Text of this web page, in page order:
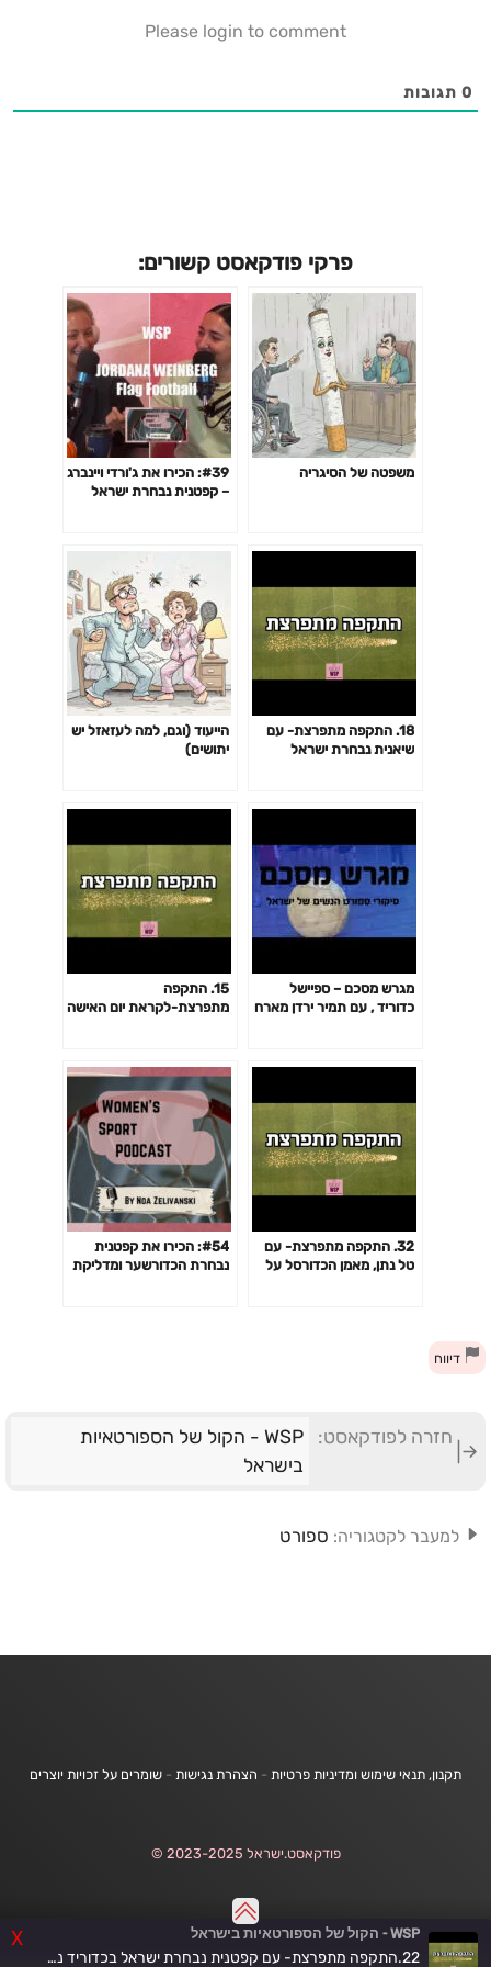
X WSP - הקול של הספורטאיות בישראל
22.התקפה מתפרצת- עם קפטנית נבחרת ישראל בכדוריד נשים, שיר וקרט
Please login to comment
0 תגובות
פרקי פודקאסט קשורים:
משפטה של הסיגריה
#39: הכירו את ג'ורדי ויינברג
– קפטנית נבחרת ישראל
18. התקפה מתפרצת- עם
שיאנית נבחרת ישראל
הייעוד (וגם, למה לעזאזל יש
יתושים)
מגרש מסכם – ספיישל
כדוריד , עם תמיר ירדן מארח
15. התקפה
מתפרצת-לקראת יום האישה
בכדורסל נשים וכיום פעילה
למען זכויות נשים
32. התקפה מתפרצת- עם
טל נתן, מאמן הכדורסל על
#54: הכירו את קפטנית
נבחרת הכדורשער ומדליקת
דיווח
חזרה לפודקאסט:
WSP - הקול של הספורטאיות
בישראל
למעבר לקטגוריה: ספורט
תקנון, תנאי שימוש ומדיניות פרטיות - הצהרת נגישות - שומרים על זכויות יוצרים
פודקאסט.ישראל 2023-2025 ©